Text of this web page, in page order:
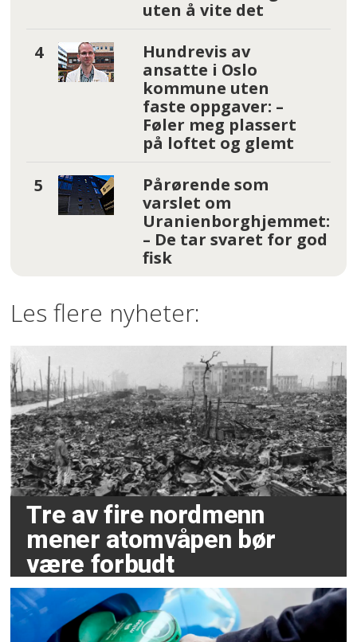
uten å vite det
Hundrevis av
ansatte i Oslo
kommune uten
faste oppgaver: –
Føler meg plassert
på loftet og glemt
Pårørende som
varslet om
Uranienborghjemmet:
– De tar svaret for god
fisk
Les flere nyheter:
Tre av fire nordmenn
mener atomvåpen bør
være forbudt